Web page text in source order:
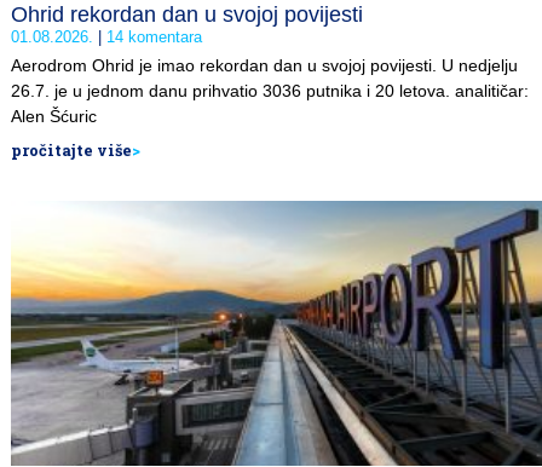
Ohrid rekordan dan u svojoj povijesti
01.08.2026. 14 komentara
Aerodrom Ohrid je imao rekordan dan u svojoj povijesti. U nedjelju
26.7. je u jednom danu prihvatio 3036 putnika i 20 letova. analitičar:
Alen Šćuric
pročitajte više>